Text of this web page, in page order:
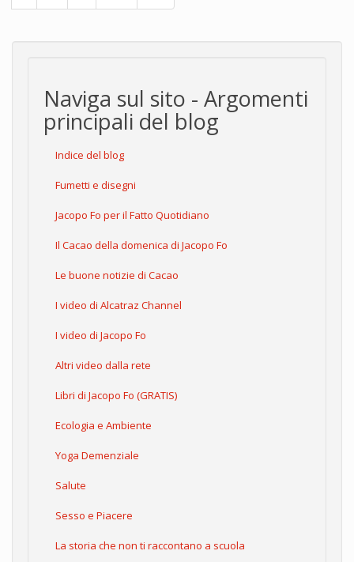
Naviga sul sito - Argomenti
principali del blog
Indice del blog
Fumetti e disegni
Jacopo Fo per il Fatto Quotidiano
Il Cacao della domenica di Jacopo Fo
Le buone notizie di Cacao
I video di Alcatraz Channel
I video di Jacopo Fo
Altri video dalla rete
Libri di Jacopo Fo (GRATIS)
Ecologia e Ambiente
Yoga Demenziale
Salute
Sesso e Piacere
La storia che non ti raccontano a scuola